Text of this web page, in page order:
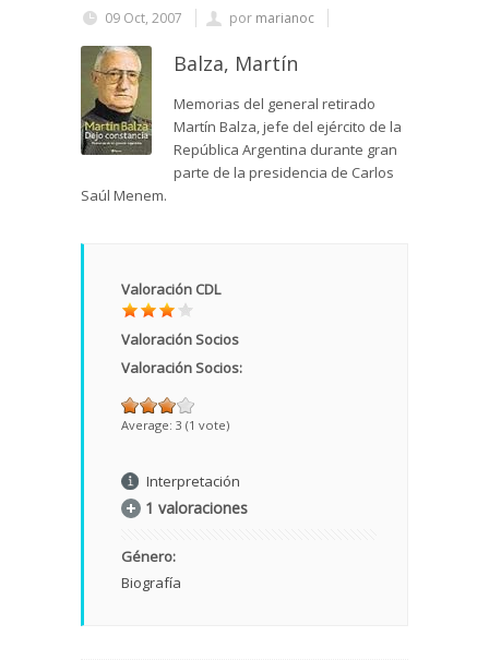
09 Oct, 2007 por marianoc
Balza, Martín
Memorias del general retirado
Martín Balza, jefe del ejército de la
República Argentina durante gran
parte de la presidencia de Carlos
Saúl Menem.
Valoración CDL
Valoración Socios
Valoración Socios:
Average: 3 (1 vote)
Interpretación
1 valoraciones
Género:
Biografía